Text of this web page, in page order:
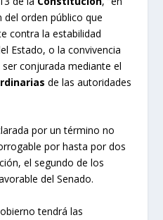
orden público que
contra la estabilidad
Estado, o la convivencia
conjurada mediante el
de las autoridades
por un término no
por hasta por dos
el segundo de los
del Senado.
tendrá las